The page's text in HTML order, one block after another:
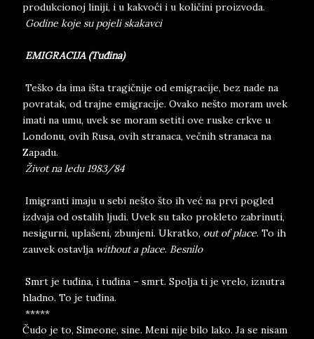
produkcionoj liniji, i u kakvoći i u količini proizvoda.
Godine koje su pojeli skakavci
EMIGRACIJA (Tuđina)
Teško da ima išta tragičnije od emigracije, bez nade na
povratak, od trajne emigracije. Ovako nešto moram uvek
imati na umu, uvek se moram setiti ove ruske crkve u
Londonu, ovih Rusa, ovih stranaca, večnih stranaca na
Zapadu.
Život na ledu 1983/84
Imigranti imaju u sebi nešto što ih već na prvi pogled
izdvaja od ostalih ljudi. Uvek su tako prokleto zabrinuti,
nesigurni, uplašeni, zbunjeni. Ukratko, out of place. To ih
zauvek ostavlja without a place. Besnilo
Smrt je tuđina, i tuđina – smrt. Spolja ti je vrelo, iznutra
hladno. To je tuđina.
*****
Čudo je to, Simeone, sine. Meni nije bilo lako. Ja se nisam